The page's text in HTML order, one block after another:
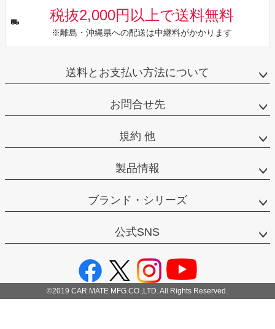
税抜2,000円以上で送料無料
※離島・沖縄県への配送は中継料がかかります
送料とお支払い方法について
お問合せ先
規約 他
製品情報
ブランド・シリーズ
公式SNS
©2019 CAR MATE MFG.CO.,LTD. All Rights Reserved.